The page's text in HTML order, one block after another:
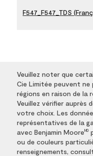
F547_F547_TDS
Veuillez noter que
Cie Limitée peuvent
régions en raison de la
Veuillez vérifier
votre choix. Les
représentatives de la
avec Benjamin Moore MD
ou de couleurs
renseignements,